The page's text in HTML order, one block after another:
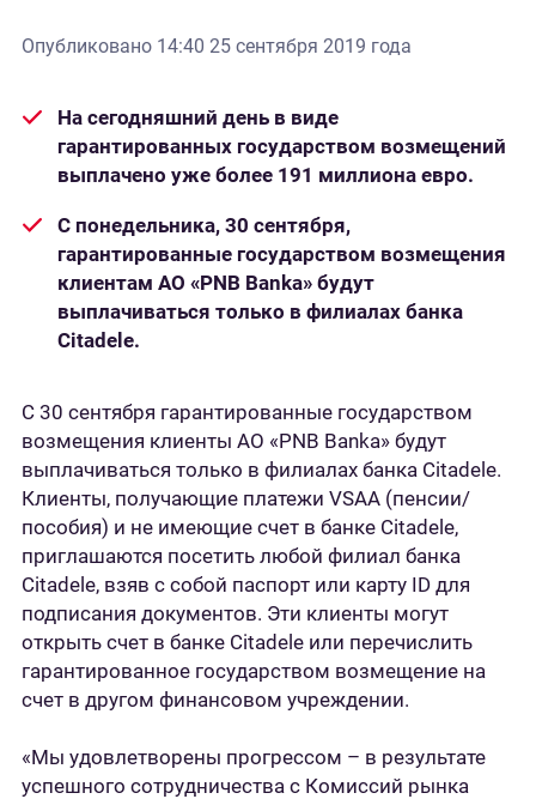
Опубликовано 14:40 25 сентября 2019 года
На сегодняшний день в виде
гарантированных государством возмещений
выплачено уже более 191 миллиона евро.
С понедельника, 30 сентября,
гарантированные государством возмещения
клиентам АО «PNB Banka» будут
выплачиваться только в филиалах банка
Citadele.
С 30 сентября гарантированные государством
возмещения клиенты АО «PNB Banka» будут
выплачиваться только в филиалах банка Citadele.
Клиенты, получающие платежи VSAA (пенсии/
пособия) и не имеющие счет в банке Citadele,
приглашаются посетить любой филиал банка
Citadele, взяв с собой паспорт или карту ID для
подписания документов. Эти клиенты могут
открыть счет в банке Citadele или перечислить
гарантированное государством возмещение на
счет в другом финансовом учреждении.
«Мы удовлетворены прогрессом – в результате
успешного сотрудничества с Комиссий рынка